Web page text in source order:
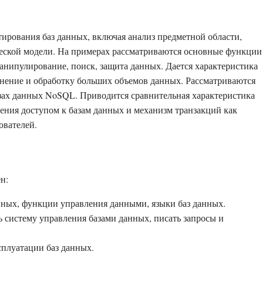
баз данных, включая анализ предметной области,
модели. На примерах рассматриваются основные функции
поиск, защита данных. Дается характеристика
и обработку больших объемов данных. Рассматриваются
данных NoSQL. Приводится сравнительная характеристика
доступом к базам данных и механизм транзакций как
функции управления данными, языки баз данных.
управления базами данных, писать запросы и
баз данных.